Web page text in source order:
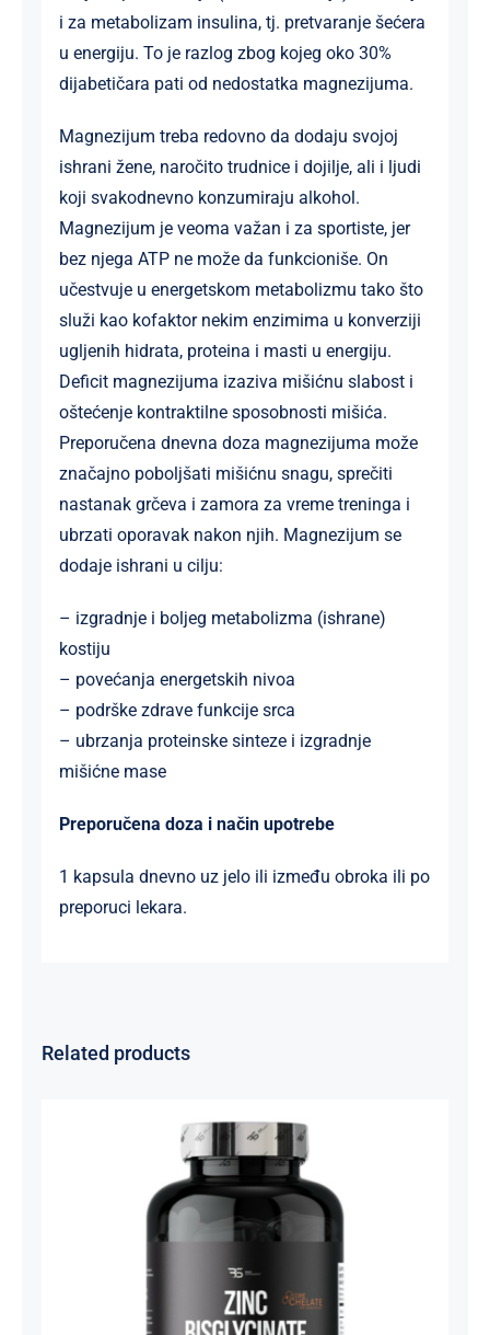
i za metabolizam insulina, tj. pretvaranje šećera
u energiju. To je razlog zbog kojeg oko 30%
dijabetičara pati od nedostatka magnezijuma.
Magnezijum treba redovno da dodaju svojoj
ishrani žene, naročito trudnice i dojilje, ali i ljudi
koji svakodnevno konzumiraju alkohol.
Magnezijum je veoma važan i za sportiste, jer
bez njega ATP ne može da funkcioniše. On
učestvuje u energetskom metabolizmu tako što
služi kao kofaktor nekim enzimima u konverziji
ugljenih hidrata, proteina i masti u energiju.
Deficit magnezijuma izaziva mišićnu slabost i
oštećenje kontraktilne sposobnosti mišića.
Preporučena dnevna doza magnezijuma može
značajno poboljšati mišićnu snagu, sprečiti
nastanak grčeva i zamora za vreme treninga i
ubrzati oporavak nakon njih. Magnezijum se
dodaje ishrani u cilju:
– izgradnje i boljeg metabolizma (ishrane)
kostiju
– povećanja energetskih nivoa
– podrške zdrave funkcije srca
– ubrzanja proteinske sinteze i izgradnje
mišićne mase
Preporučena doza i način upotrebe
1 kapsula dnevno uz jelo ili između obroka ili po
preporuci lekara.
Related products
Cink Bisglicinat 20 mg – Zinc
Bisglycinate CoreChelate®, 100
kapsula
Basic supplements Svi proizvodi Vitaminko